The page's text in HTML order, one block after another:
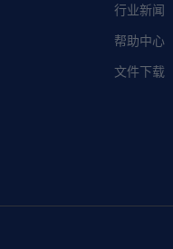
行业新闻
帮助中心
文件下载